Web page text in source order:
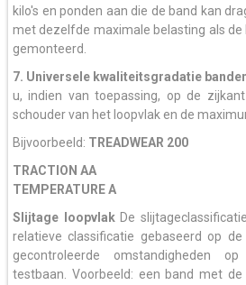
kilo's en ponden aan die de band kan
met dezelfde maximale belasting als
gemonteerd.
7. Universele kwaliteitsgradatie
u, indien van toepassing, op de
schouder van het loopvlak en de
Bijvoorbeeld: TREADWEAR 200
TRACTION AA
TEMPERATURE A
Slijtage loopvlak De
relatieve classificatie gebaseerd op
gecontroleerde omstandigheden
testbaan. Voorbeeld: een band met